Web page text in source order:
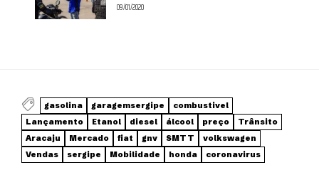
09/01/2020
gasolina garagemsergipe
combustivel
Lançamento
Etanol diesel álcool preço
Trânsito
Aracaju
Mercado fiat gnv SMTT
volkswagen
Vendas
sergipe Mobilidade honda coronavirus